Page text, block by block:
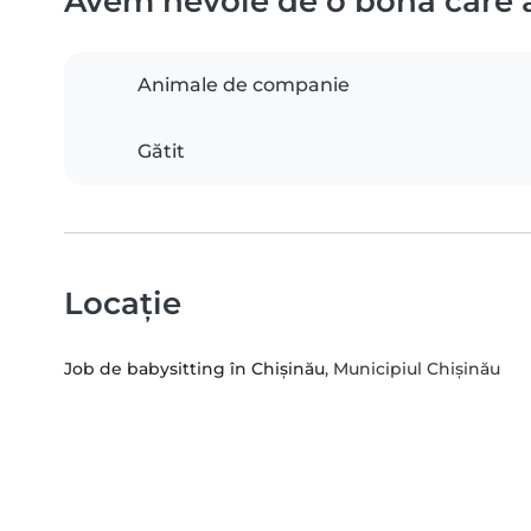
Animale de companie
Gătit
Locație
Job de babysitting în Chișinău, Municipiul Chișinău